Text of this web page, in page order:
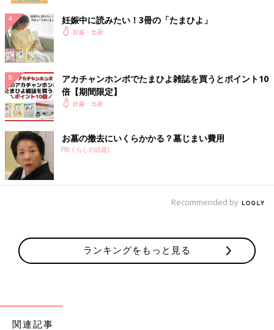
Q４：赤ちゃんはいつ寝たり起きたりしているの？
「胎動から、
いることがわかっています。おなかの赤ちゃんの睡眠は、ママの
睡眠とはリンクしていません。ママが起きているときも、寝てい
るときも、規則的に20～30分ごとに寝起きを繰り返していま
す」
Q５：おなかの中で、赤ちゃんはうんちもするの？
「おなかの中で赤ちゃんは、羊水を飲んでおしっこはしますが、
食べ物を食べてはいないので便は作られず、排便もしません。た
だし、飲み込んだ胎脂や腸液、産毛（うぶげ）などは腸内にたま
っていて、産後すぐ、胎便（たいべん）という緑がかった黒い便
監修／【産婦人科医】丸茂元三 先生取材・文／たまごクラ
ブ編集部
もっと詳しく知りたい方は、『中期のたまごクラブ』2025年春
号「夫婦で感じる胎動 今、おなかの中で何してる？”」をご覧
妊娠中に読みたい！3冊の「たまひよ」
妊娠・出産
アカチャンホンポでたまひよ雑誌を買うとポイント10
倍【期間限定】
妊娠・出産
お墓の撤去にいくらかかる？墓じまい費用
PR(くらしの話題)
Recommended by
ランキングをもっと見る
関連記事